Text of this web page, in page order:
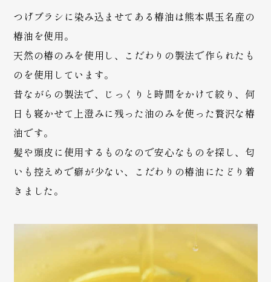
つげブラシに染み込ませてある椿油は熊本県玉名産の
椿油を使用。
天然の椿のみを使用し、こだわりの製法で作られたも
のを使用しています。
昔ながらの製法で、じっくりと時間をかけて絞り、何
日も寝かせて上澄みに残った油のみを使った贅沢な椿
油です。
髪や頭皮に使用するものなので安心なものを探し、匂
いも控えめで癖が少ない、こだわりの椿油にたどり着
きました。